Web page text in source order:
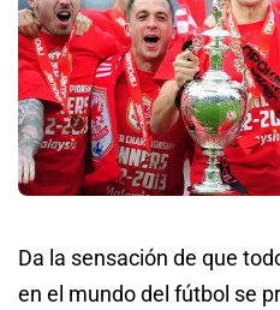
Da la sensación de que
en el mundo del fútbol se